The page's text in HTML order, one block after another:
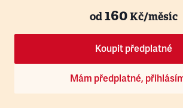
od160Kč/měsíc
Koupit předplatné
Mám předplatné,